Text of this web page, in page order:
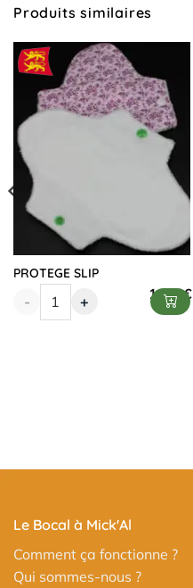
Produits similaires
PROTEGE SLIP
11,00€
- +
Le Bocal à Mick'Al
Comment ça fonctionne ?
Qui sommes-nous ?